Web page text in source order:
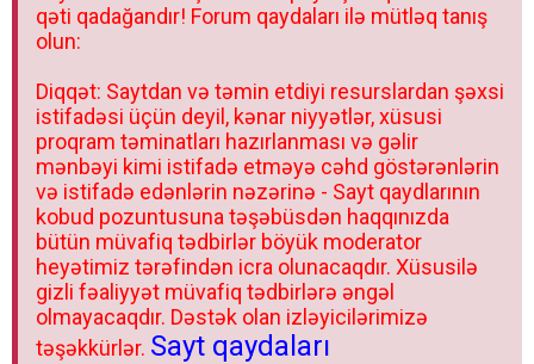
qəti qadağandır! Forum qaydaları ilə mütləq tanış
olun:
Diqqət: Saytdan və təmin etdiyi resurslardan şəxsi
istifadəsi üçün deyil, kənar niyyətlər, xüsusi
proqram təminatları hazırlanması və gəlir
mənbəyi kimi istifadə etməyə cəhd göstərənlərin
və istifadə edənlərin nəzərinə - Sayt qaydlarının
kobud pozuntusuna təşəbüsdən haqqınızda
bütün müvafiq tədbirlər böyük moderator
heyətimiz tərəfindən icra olunacaqdır. Xüsusilə
gizli fəaliyyət müvafiq tədbirlərə əngəl
olmayacaqdır. Dəstək olan izləyicilərimizə
təşəkkürlər. Sayt qaydaları